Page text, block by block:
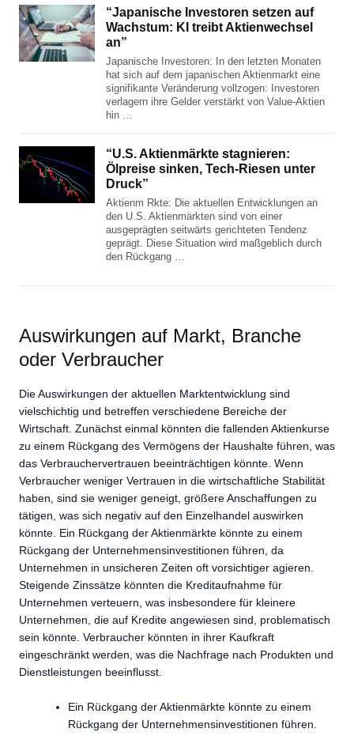
“Japanische Investoren setzen auf
Wachstum: KI treibt Aktienwechsel
an”
Japanische Investoren: In den letzten Monaten
hat sich auf dem japanischen Aktienmarkt eine
signifikante Veränderung vollzogen: Investoren
verlagern ihre Gelder verstärkt von Value-Aktien
hin …
“U.S. Aktienmärkte stagnieren:
Ölpreise sinken, Tech-Riesen unter
Druck”
Aktienm Rkte: Die aktuellen Entwicklungen an
den U.S. Aktienmärkten sind von einer
ausgeprägten seitwärts gerichteten Tendenz
geprägt. Diese Situation wird maßgeblich durch
den Rückgang …
Auswirkungen auf Markt, Branche
oder Verbraucher
Die Auswirkungen der aktuellen Marktentwicklung sind
vielschichtig und betreffen verschiedene Bereiche der
Wirtschaft. Zunächst einmal könnten die fallenden Aktienkurse
zu einem Rückgang des Vermögens der Haushalte führen, was
das Verbrauchervertrauen beeinträchtigen könnte. Wenn
Verbraucher weniger Vertrauen in die wirtschaftliche Stabilität
haben, sind sie weniger geneigt, größere Anschaffungen zu
tätigen, was sich negativ auf den Einzelhandel auswirken
könnte. Ein Rückgang der Aktienmärkte könnte zu einem
Rückgang der Unternehmensinvestitionen führen, da
Unternehmen in unsicheren Zeiten oft vorsichtiger agieren.
Steigende Zinssätze könnten die Kreditaufnahme für
Unternehmen verteuern, was insbesondere für kleinere
Unternehmen, die auf Kredite angewiesen sind, problematisch
sein könnte. Verbraucher könnten in ihrer Kaufkraft
eingeschränkt werden, was die Nachfrage nach Produkten und
Dienstleistungen beeinflusst.
Ein Rückgang der Aktienmärkte könnte zu einem
Rückgang der Unternehmensinvestitionen führen.